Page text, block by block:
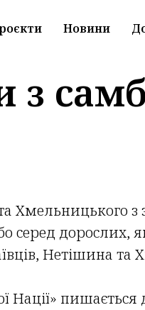
Новини
з
серед дорослих,
Нетішина та
пишається